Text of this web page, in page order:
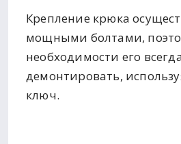
Крепление крюка
мощными болтами,
необходимости его
демонтировать,
ключ.